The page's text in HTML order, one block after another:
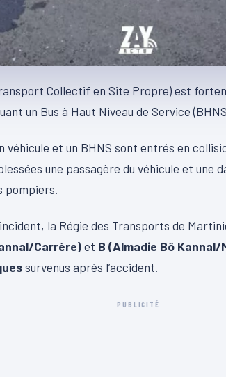
Collectif en Site Propre) est
un Bus à Haut Niveau de Service
véhicule et un BHNS sont entrés en
une passagère du véhicule et une
pompiers.
la Régie des Transports de
Carrère)et B (Almadie Bô Kannal/
survenus après l’accident.
PUBLICITÉ